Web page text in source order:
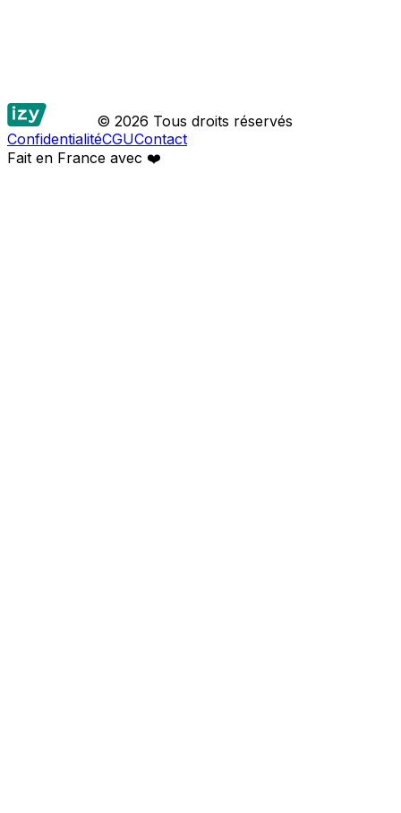
© 2026 Tous droits réservés
ConfidentialitéCGUContact
Fait en France avec ❤️